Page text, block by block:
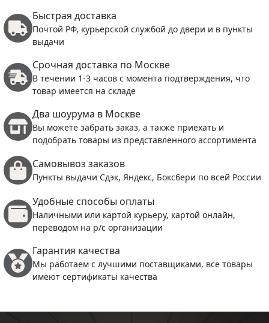
Быстрая доставка
Почтой РФ, курьерской службой до двери и в пункты
выдачи
Срочная доставка по Москве
В течении 1-3 часов с момента подтверждения, что
товар имеется на складе
Два шоурума в Москве
Вы можете забрать заказ, а также приехать и
подобрать товары из представленного ассортимента
Самовывоз заказов
Пункты выдачи Сдэк, Яндекс, Боксбери по всей России
Удобные способы оплаты
Наличными или картой курьеру, картой онлайн,
переводом на р/с организации
Гарантия качества
Мы работаем с лучшими поставщиками, все товары
имеют сертификаты качества